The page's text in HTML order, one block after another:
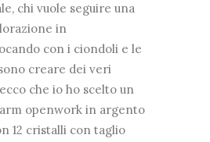
chi vuole seguire una
in
con i ciondoli e le
creare dei veri
che io ho scelto un
openwork in argento
12 cristalli con taglio